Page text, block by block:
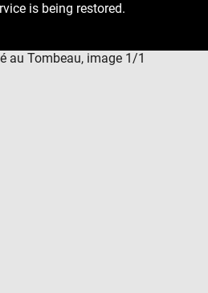
is being restored.